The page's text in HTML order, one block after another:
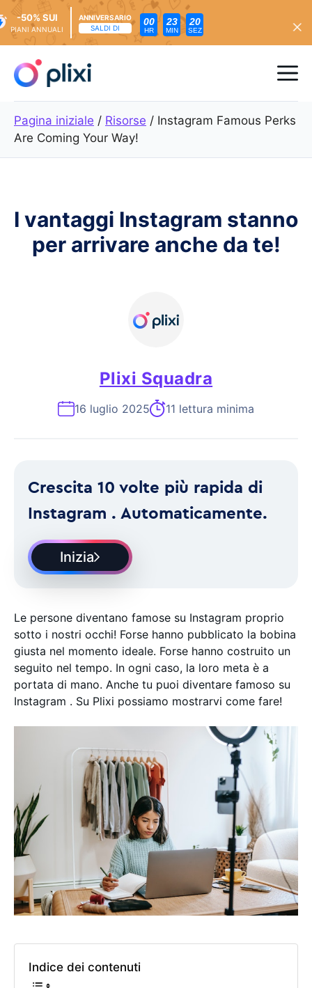
contenuto
-50% SUI
PIANI ANNUALI
ANNIVERSARIO
SALDI DI
00
HR
23
MIN
18
SEZ
Pagina iniziale / Risorse / Instagram Famous Perks
Are Coming Your Way!
I vantaggi Instagram stanno
per arrivare anche da te!
Plixi Squadra
16 luglio 2025 11 lettura minima
Crescita 10 volte più rapida di
Instagram . Automaticamente.
Inizia
Le persone diventano famose su Instagram proprio
sotto i nostri occhi! Forse hanno pubblicato la bobina
giusta nel momento ideale. Forse hanno costruito un
seguito nel tempo. In ogni caso, la loro meta è a
portata di mano. Anche tu puoi diventare famoso su
Instagram . Su Plixi possiamo mostrarvi come fare!
Indice dei contenuti